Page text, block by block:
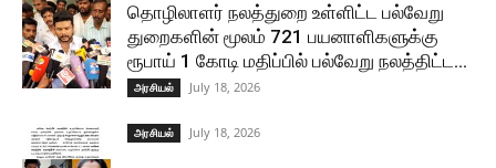
தொழிலாளர் நலத்துறை உள்ளிட்ட பல்வேறு
துறைகளின் மூலம் 721 பயனாளிகளுக்கு
ரூபாய் 1 கோடி மதிப்பில் பல்வேறு நலத்திட்ட...
அரசியல் July 18, 2026
அரசியல் July 18, 2026